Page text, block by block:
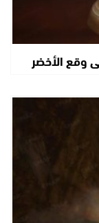
وقع الأخضر